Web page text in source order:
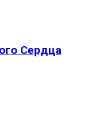
Сердца